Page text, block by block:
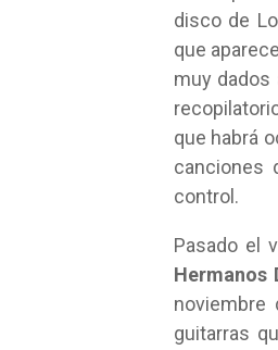
disco de
que
muy dados
que habrá
canciones
control.
Pasado el
Hermanos
noviembre
guitarras